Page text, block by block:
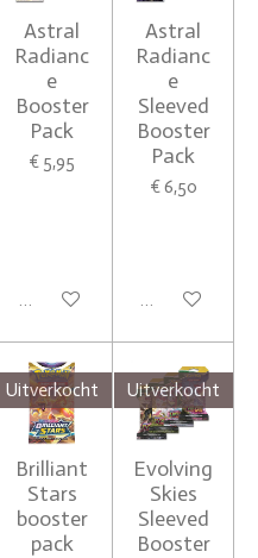
hoogte
Astral
Radianc
e
Booster
Pack
€ 5,95
Houd mij op de hoogte
Astral
Radianc
e
Sleeved
Booster
Pack
€ 6,50
Houd mij op
Uitverkocht
Brilliant
Stars
booster
pack
Uitverkocht
Evolving
Skies
Sleeved
Booster